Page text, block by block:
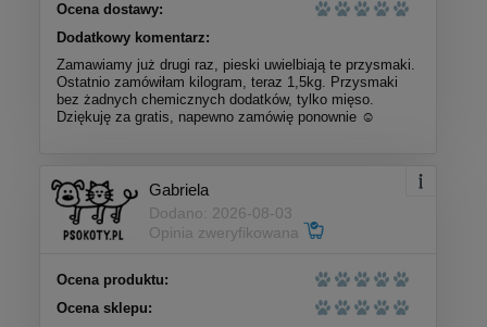
Ocena dostawy:
Dodatkowy komentarz:
Zamawiamy już drugi raz, pieski uwielbiają te przysmaki.
Ostatnio zamówiłam kilogram, teraz 1,5kg. Przysmaki
bez żadnych chemicznych dodatków, tylko mięso.
Dziękuję za gratis, napewno zamówię ponownie ☺️
Gabriela
Dodano: 2026-08-03
Opinia zweryfikowana
Ocena produktu:
Ocena sklepu: